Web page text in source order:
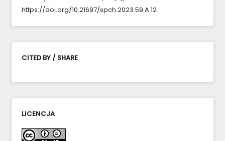
https://doi.org/10.21697/spch.2023.59.A.12
CITED BY / SHARE
LICENCJA